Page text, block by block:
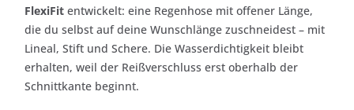
FlexiFit entwickelt: eine Regenhose mit offener Länge,
die du selbst auf deine Wunschlänge zuschneidest – mit
Lineal, Stift und Schere. Die Wasserdichtigkeit bleibt
erhalten, weil der Reißverschluss erst oberhalb der
Schnittkante beginnt.